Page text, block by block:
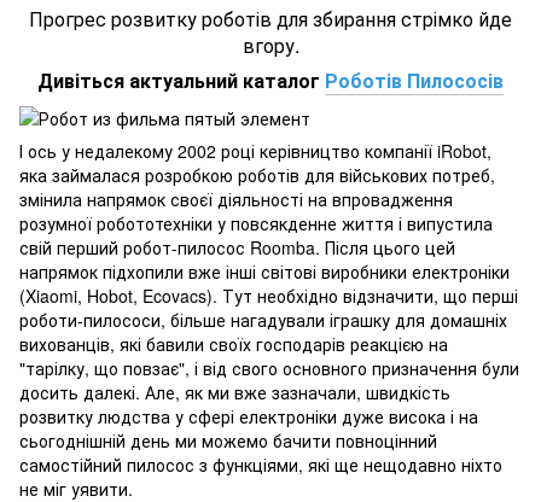
Прогрес розвитку роботів для збирання стрімко йде
вгору.
Дивіться актуальний каталог Роботів Пилососів
І ось у недалекому 2002 році керівництво компанії iRobot,
яка займалася розробкою роботів для військових потреб,
змінила напрямок своєї діяльності на впровадження
розумної робототехніки у повсякденне життя і випустила
свій перший робот-пилосос Roomba. Після цього цей
напрямок підхопили вже інші світові виробники електроніки
(Xiaomi, Hobot, Ecovacs). Тут необхідно відзначити, що перші
роботи-пилососи, більше нагадували іграшку для домашніх
вихованців, які бавили своїх господарів реакцією на
"тарілку, що повзає", і від свого основного призначення були
досить далекі. Але, як ми вже зазначали, швидкість
розвитку людства у сфері електроніки дуже висока і на
сьогоднішній день ми можемо бачити повноцінний
самостійний пилосос з функціями, які ще нещодавно ніхто
не міг уявити.